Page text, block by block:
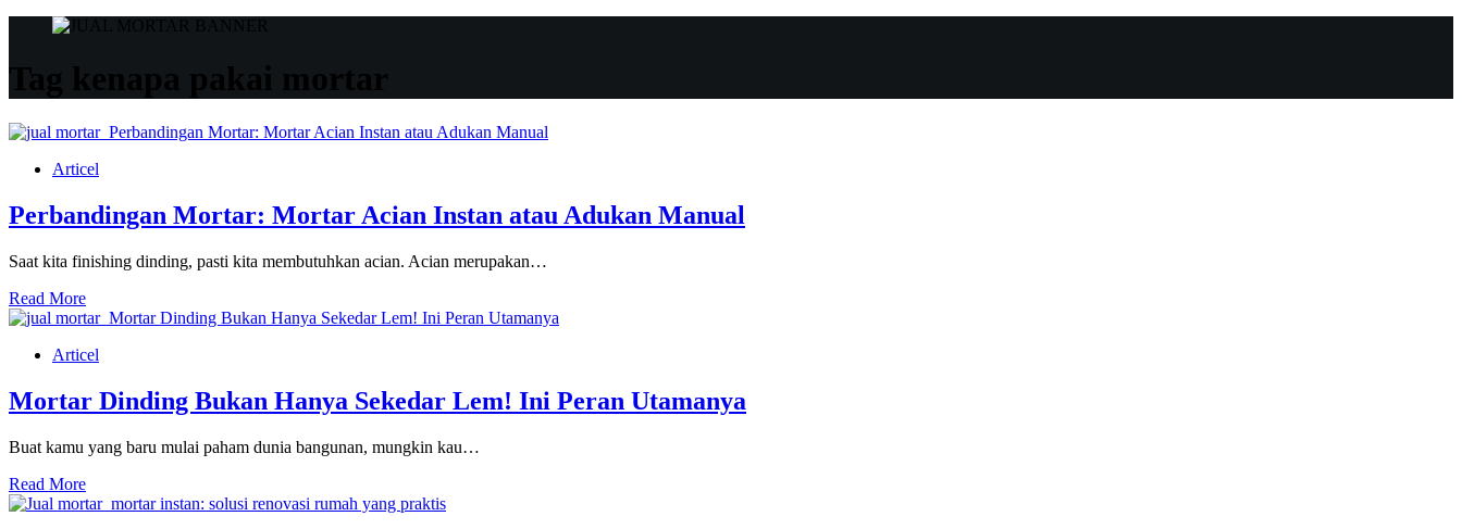
Tag kenapa pakai mortar
Articel
Perbandingan Mortar: Mortar Acian Instan atau Adukan Manual
Saat kita finishing dinding, pasti kita membutuhkan acian. Acian merupakan…
Read MorePerbandingan
Mortar:
Acian
atau
Adukan
Articel
Mortar Dinding Bukan Hanya Sekedar Lem! Ini Peran Utamanya
Buat kamu yang baru mulai paham dunia bangunan, mungkin kau…
Read MoreMortar
Dinding